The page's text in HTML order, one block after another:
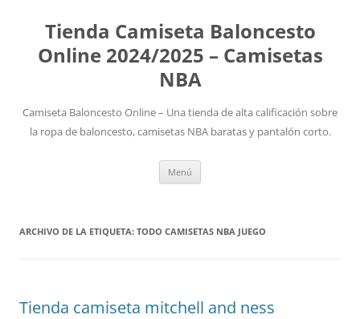
Tienda Camiseta Baloncesto
Online 2024/2025 – Camisetas
NBA
Camiseta Baloncesto Online – Una tienda de alta calificación sobre
la ropa de baloncesto, camisetas NBA baratas y pantalón corto.
Menú
ARCHIVO DE LA ETIQUETA: TODO CAMISETAS NBA JUEGO
Tienda camiseta mitchell and ness